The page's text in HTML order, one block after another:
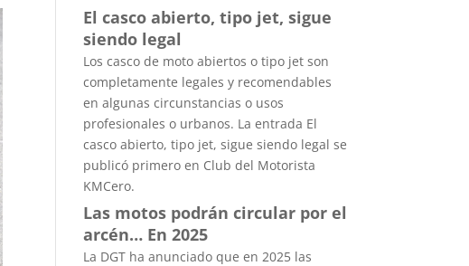
El casco abierto, tipo jet, sigue
siendo legal
Los casco de moto abiertos o tipo jet son
completamente legales y recomendables
en algunas circunstancias o usos
profesionales o urbanos. La entrada El
casco abierto, tipo jet, sigue siendo legal se
publicó primero en Club del Motorista
KMCero.
Las motos podrán circular por el
arcén… En 2025
La DGT ha anunciado que en 2025 las